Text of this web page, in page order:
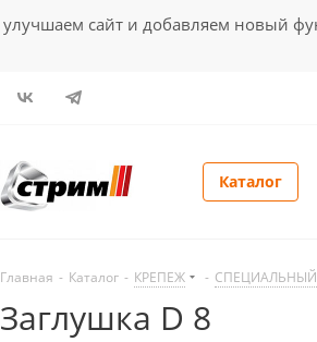
сайт и добавляем новый
Каталог
Главная - Каталог - КРЕПЕЖ -
Заглушка D 8